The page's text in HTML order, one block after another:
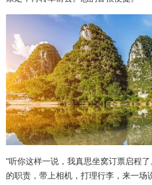
"听你这样一说，我真思坐窝订票启程
的职责，带上相机，打理行李，来一场